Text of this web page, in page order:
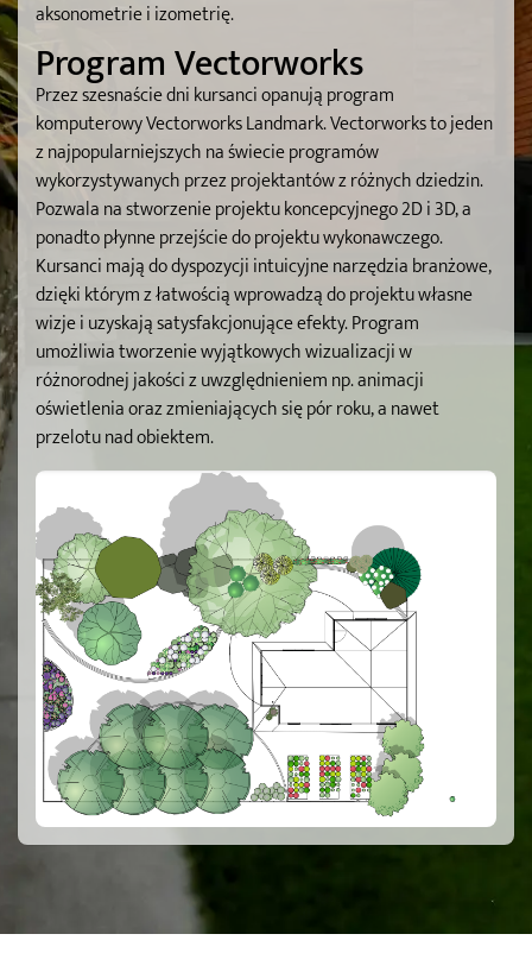
aksonometrie i izometrię.
Program Vectorworks
Przez szesnaście dni kursanci opanują program
komputerowy Vectorworks Landmark. Vectorworks to jeden
z najpopularniejszych na świecie programów
wykorzystywanych przez projektantów z różnych dziedzin.
Pozwala na stworzenie projektu koncepcyjnego 2D i 3D, a
ponadto płynne przejście do projektu wykonawczego.
Kursanci mają do dyspozycji intuicyjne narzędzia branżowe,
dzięki którym z łatwością wprowadzą do projektu własne
wizje i uzyskają satysfakcjonujące efekty. Program
umożliwia tworzenie wyjątkowych wizualizacji w
różnorodnej jakości z uwzględnieniem np. animacji
oświetlenia oraz zmieniających się pór roku, a nawet
przelotu nad obiektem.